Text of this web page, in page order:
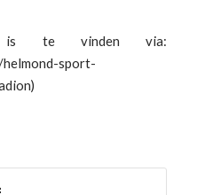
is te vinden via:
sport-